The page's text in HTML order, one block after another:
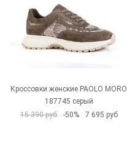
Кроссовки женские PAOLO MORO
187745 серый
15 390 руб
-50% 7 695 руб